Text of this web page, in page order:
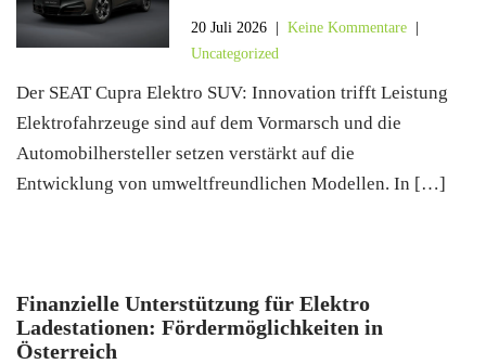
20 Juli 2026 |Keine Kommentare
Uncategorized
Der SEAT Cupra Elektro SUV: Innovation trifft Leistung
Elektrofahrzeuge sind auf dem Vormarsch und die
Automobilhersteller setzen verstärkt auf die
Entwicklung von umweltfreundlichen Modellen. In […]
Finanzielle Unterstützung für Elektro
Ladestationen: Fördermöglichkeiten in
Österreich